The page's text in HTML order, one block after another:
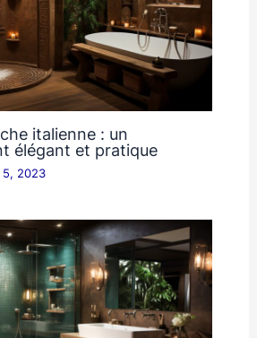
italienne : un
élégant et pratique
2023